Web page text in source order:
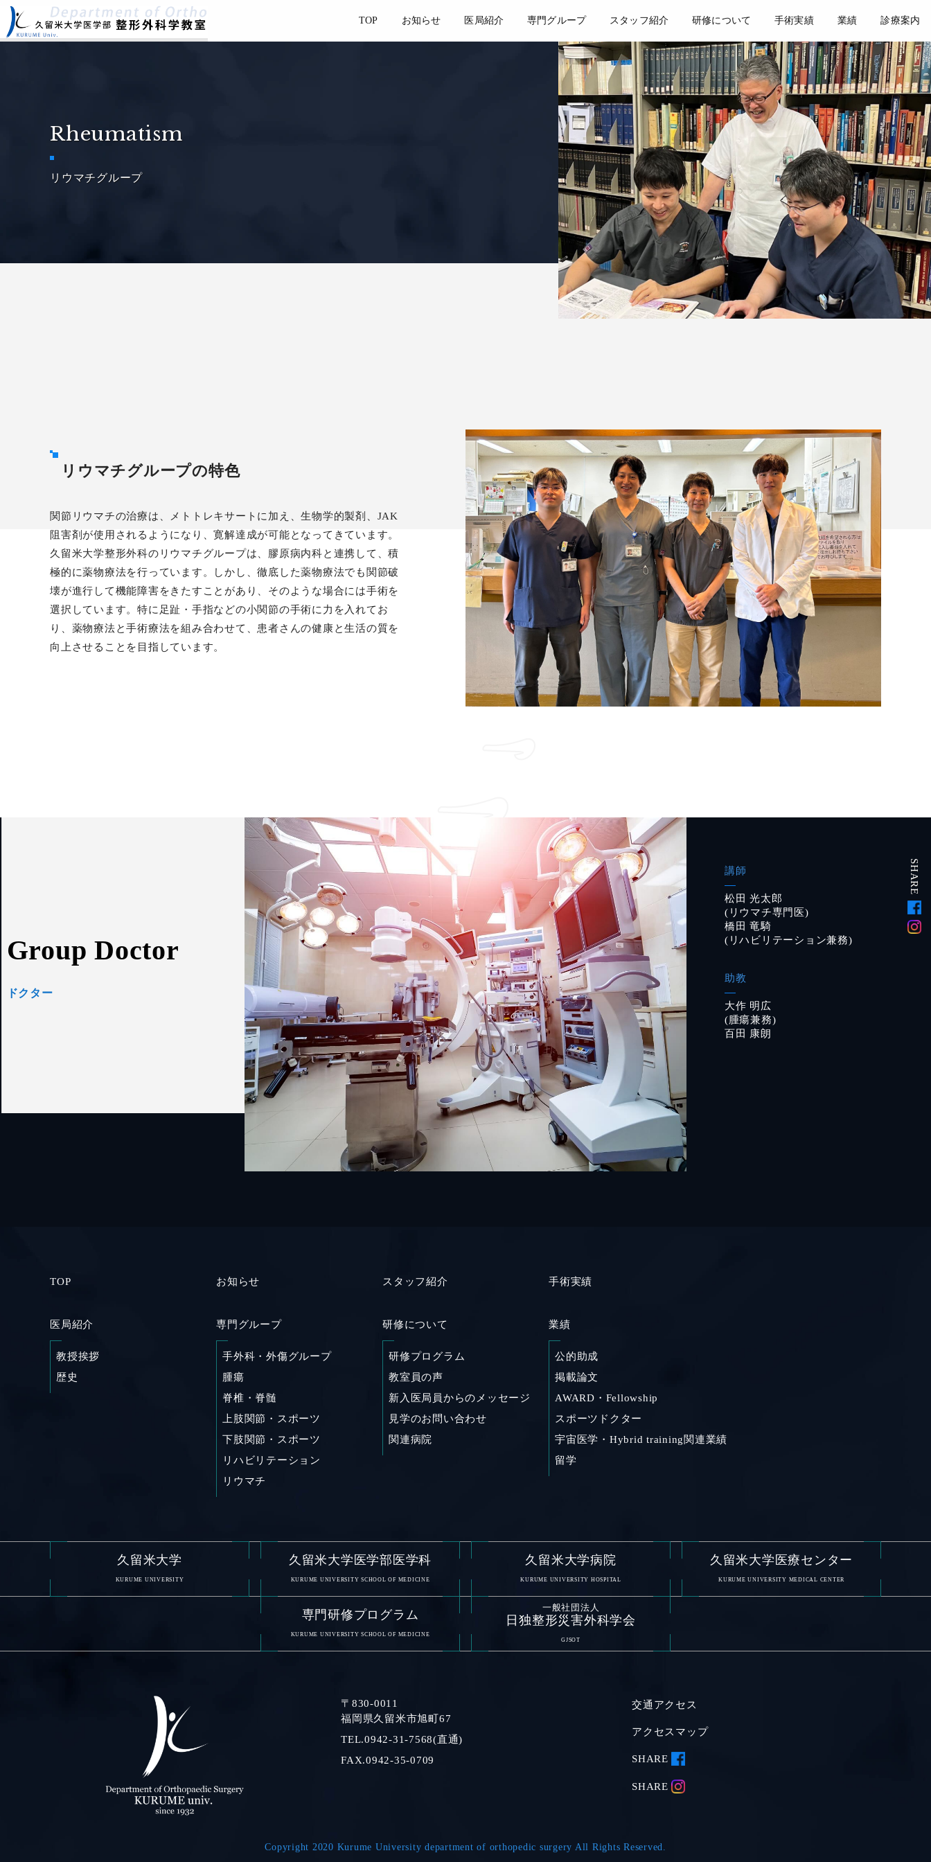
TOP お知らせ 医局紹介 専門グループ スタッフ紹介 研修について 手術実績 業績 診療案内
Rheumatism
リウマチグループ
SHARE
リウマチグループの特色
関節リウマチの治療は、メトトレキサートに加え、生物学的製剤、JAK
阻害剤が使用されるようになり、寛解達成が可能となってきています。
久留米大学整形外科のリウマチグループは、膠原病内科と連携して、積
極的に薬物療法を行っています。しかし、徹底した薬物療法でも関節破
壊が進行して機能障害をきたすことがあり、そのような場合には手術を
選択しています。特に足趾・手指などの小関節の手術に力を入れてお
り、薬物療法と手術療法を組み合わせて、患者さんの健康と生活の質を
向上させることを目指しています。
Group Doctor
ドクター
講師
松田 光太郎
(リウマチ専門医)
橋田 竜騎
(リハビリテーション兼務)
助教
大作 明広
(腫瘍兼務)
百田 康朗
TOP お知らせ スタッフ紹介 手術実績
医局紹介
教授挨拶
歴史
専門グループ
手外科・外傷グループ
腫瘍
脊椎・脊髄
上肢関節・スポーツ
下肢関節・スポーツ
リハビリテーション
リウマチ
研修について
研修プログラム
教室員の声
新入医局員からのメッセージ
見学のお問い合わせ
関連病院
業績
公的助成
掲載論文
AWARD・Fellowship
スポーツドクター
宇宙医学・Hybrid training関連業績
留学
久留米大学
KURUME UNIVERSITY
久留米大学医学部医学科
KURUME UNIVERSITY SCHOOL OF MEDICINE
久留米大学病院
KURUME UNIVERSITY HOSPITAL
久留米大学医療センター
KURUME UNIVERSITY MEDICAL CENTER
専門研修プログラム
KURUME UNIVERSITY SCHOOL OF MEDICINE
一般社団法人
日独整形災害外科学会
GJSOT
〒830-0011
福岡県久留米市旭町67
TEL.0942-31-7568(直通)
FAX.0942-35-0709
交通アクセス
アクセスマップ
SHARE
SHARE
Copyright 2020 Kurume University department of orthopedic surgery All Rights Reserved.